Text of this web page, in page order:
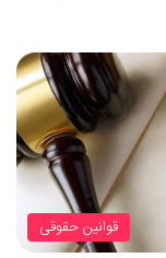
قوانین حقوقی